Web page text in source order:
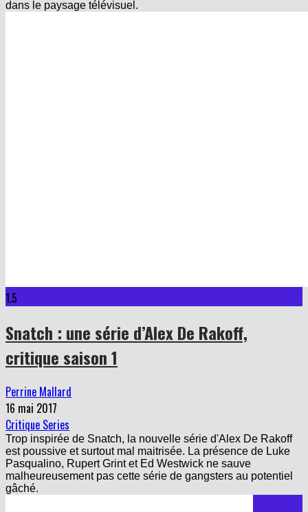
1.5
Snatch : une série d’Alex De Rakoff,
critique saison 1
16 mai 2017
Critique Series
Trop inspirée de Snatch, la nouvelle série d'Alex De Rakoff
est poussive et surtout mal maitrisée. La présence de Luke
Pasqualino, Rupert Grint et Ed Westwick ne sauve
malheureusement pas cette série de gangsters au potentiel
gâché.